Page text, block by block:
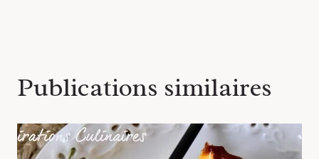
Publications similaires